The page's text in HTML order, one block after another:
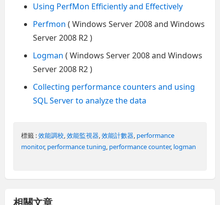
Using PerfMon Efficiently and Effectively
Perfmon ( Windows Server 2008 and Windows
Server 2008 R2 )
Logman ( Windows Server 2008 and Windows
Server 2008 R2 )
Collecting performance counters and using
SQL Server to analyze the data
標籤 :效能調校 ,效能監視器 ,效能計數器 performance
monitor, performance tuning performance counter, logman
相關文章